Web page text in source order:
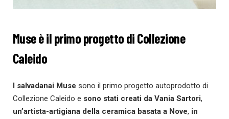
Muse è il primo progetto di Collezione
Caleido
I salvadanai Muse sono il primo progetto autoprodotto di
Collezione Caleido e sono stati creati da Vania Sartori,
un’artista-artigiana della ceramica basata a Nove, in